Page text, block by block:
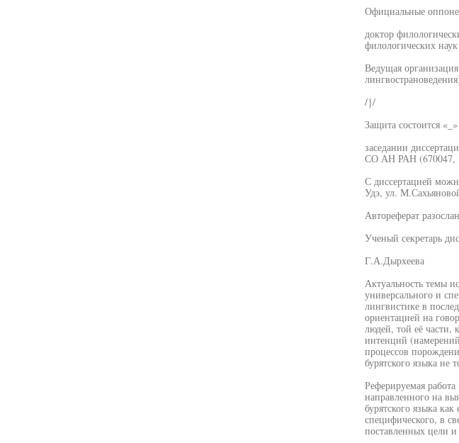
Официальные
доктор
филологических
Ведущая
/}/
Защита состоится
заседании
СО АН РАН (670047,
С диссертацией
Удэ, ул.
Автореферат
Ученый секретарь
Г.А.Дырхеева
Актуальность темы
универсального и
лингвистике в
ориентацией на
людей, той её части,
интенций
процессов
бурятского языка не
Реферируемая
направленного на
бурятского языка
специфического, в
поставленных цели